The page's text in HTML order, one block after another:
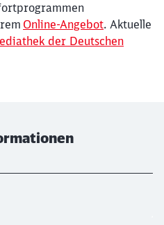
Online-Angebot. Aktuelle
der Deutschen